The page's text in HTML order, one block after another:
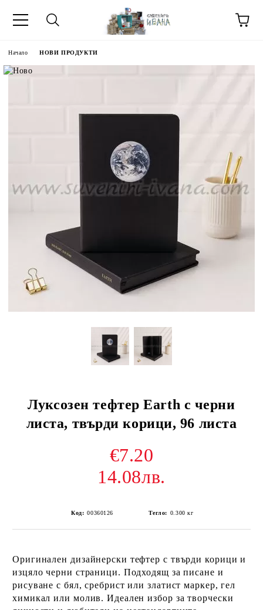
Начало НОВИ ПРОДУКТИ
Луксозен тефтер Earth с черни
листа, твърди корици, 96 листа
€7.20
14.08лв.
Код: 00360126 Тегло: 0.300 кг
Оригинален дизайнерски тефтер с твърди корици и
изцяло черни страници. Подходящ за писане и
рисуване с бял, сребрист или златист маркер, гел
химикал или молив. Идеален избор за творчески